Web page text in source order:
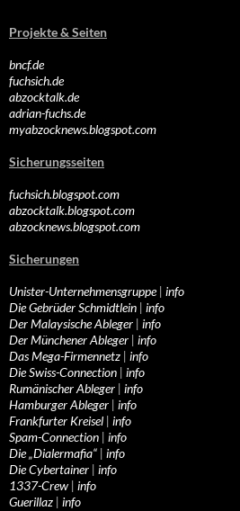
Projekte & Seiten
bncf.de
fuchsich.de
abzocktalk.de
adrian-fuchs.de
myabzocknews.blogspot.com
Sicherungsseiten
fuchsich.blogspot.com
abzocktalk.blogspot.com
abzocknews.blogspot.com
Sicherungen
Unister-Unternehmensgruppe| info
Die Gebrüder Schmidtlein | info
Der Malaysische Ableger | info
Der Münchener Ableger | info
Das Mega-Firmennetz | info
Die Swiss-Connection | info
Rumänischer Ableger | info
Hamburger Ableger | info
Frankfurter Kreisel | info
Spam-Connection | info
Die „Dialermafia“ | info
Die Cybertainer | info
1337-Crew | info
Guerillaz | info